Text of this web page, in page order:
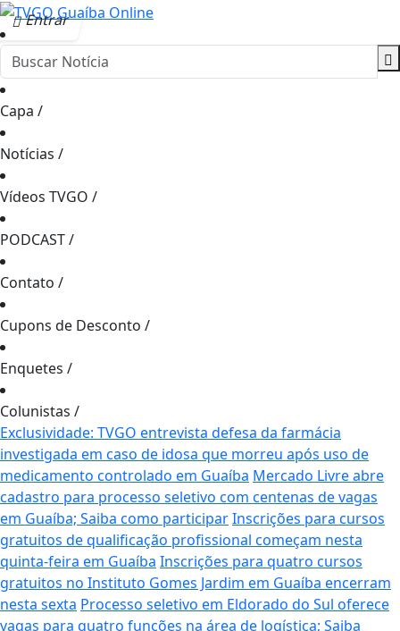
Entrar
Capa /
Notícias /
Vídeos TVGO /
PODCAST/
Contato /
Cupons de Desconto /
Enquetes /
Colunistas /
Exclusividade: TVGO entrevista defesa da farmácia
investigada em caso de idosa que morreu após uso de
medicamento controlado em Guaíba Mercado Livre abre
cadastro para processo seletivo com centenas de vagas
em Guaíba; Saiba como participarInscrições para cursos
gratuitos de qualificação profissional começam nesta
quinta-feira em Guaíba Inscrições para quatro cursos
gratuitos no Instituto Gomes Jardim em Guaíba encerram
nesta sexta Processo seletivo em Eldorado do Sul oferece
vagas para quatro funções na área de logística; Saiba